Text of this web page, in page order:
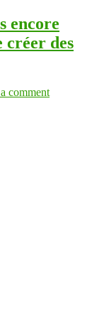
encore
créer des
comment